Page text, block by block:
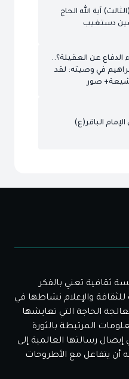
آية الله الحاج
دستغيب
الدفاع عن العقيلة؟..
في وصيته: لقد
صور
الباقر(ع)
ثقافية تعني بالفكر
للثقافة والإعلام نشاطها في
في معالجة الحاجة التي تعايشها
المرتبطة بالثورة
رسالتها العالمية إلى
أن يتفاعل مع الأطروحات